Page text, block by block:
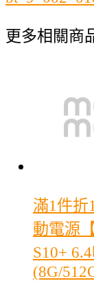
更多相關商
滿1件折
動電源
S10+
(8G/